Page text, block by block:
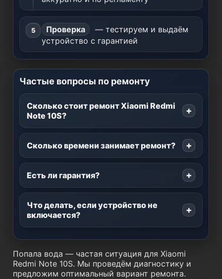
Проверка
— тестируем и выдаём
устройство с гарантией
Частые вопросы по ремонту
Сколько стоит ремонт Xiaomi Redmi
Note 10S?
Сколько времени занимает ремонт?
Есть ли гарантия?
Что делать, если устройство не
включается?
Попала вода — частая ситуация для Xiaomi
Redmi Note 10S. Мы проведём диагностику и
предложим оптимальный вариант ремонта.